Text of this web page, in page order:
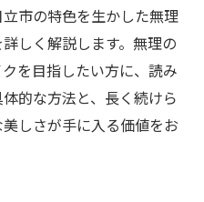
市の特色を生かした無理
しく解説します。無理の
を目指したい方に、読み
的な方法と、長く続けら
しさが手に入る価値をお